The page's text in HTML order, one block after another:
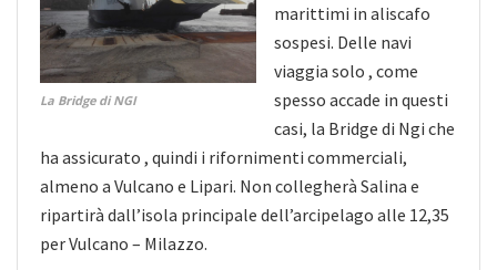
La Bridge di NGI
marittimi in aliscafo
sospesi. Delle navi
viaggia solo , come
spesso accade in questi
casi, la Bridge di Ngi che
ha assicurato , quindi i rifornimenti commerciali,
almeno a Vulcano e Lipari. Non collegherà Salina e
ripartirà dall’isola principale dell’arcipelago alle 12,35
per Vulcano – Milazzo.